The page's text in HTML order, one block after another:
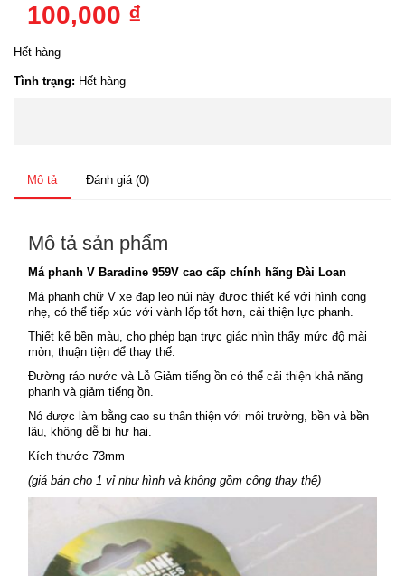
100,000 ₫
Hết hàng
Tình trạng: Hết hàng
Mô tả Đánh giá (0)
Mô tả sản phẩm
Má phanh V Baradine 959V cao cấp chính hãng Đài Loan
Má phanh chữ V xe đạp leo núi này được thiết kế với hình cong
nhẹ, có thể tiếp xúc với vành lốp tốt hơn, cải thiện lực phanh.
Thiết kế bền màu, cho phép bạn trực giác nhìn thấy mức độ mài
mòn, thuận tiện để thay thế.
Đường ráo nước và Lỗ Giảm tiếng ồn có thể cải thiện khả năng
phanh và giảm tiếng ồn.
Nó được làm bằng cao su thân thiện với môi trường, bền và bền
lâu, không dễ bị hư hại.
Kích thước 73mm
(giá bán cho 1 vỉ như hình và không gồm công thay thế)